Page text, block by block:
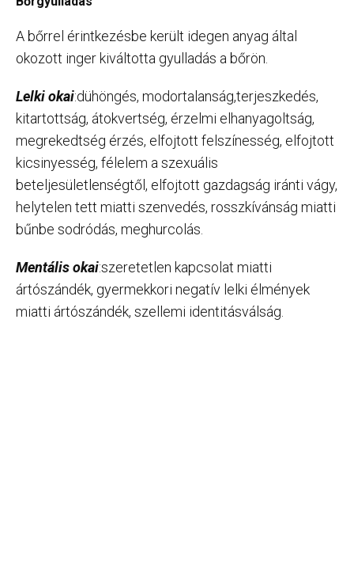
A bőrrel érintkezésbe került idegen anyag által
okozott inger kiváltotta gyulladás a bőrön.
Lelki okai:dühöngés, modortalanság,terjeszkedés,
kitartottság, átokvertség, érzelmi elhanyagoltság,
megrekedtség érzés, elfojtott felszínesség, elfojtott
kicsinyesség, félelem a szexuális
beteljesületlenségtől, elfojtott gazdagság iránti vágy,
helytelen tett miatti szenvedés, rosszkívánság miatti
bűnbe sodródás, meghurcolás.
Mentális okai:szeretetlen kapcsolat miatti
ártószándék, gyermekkori negatív lelki élmények
miatti ártószándék, szellemi identitásválság.